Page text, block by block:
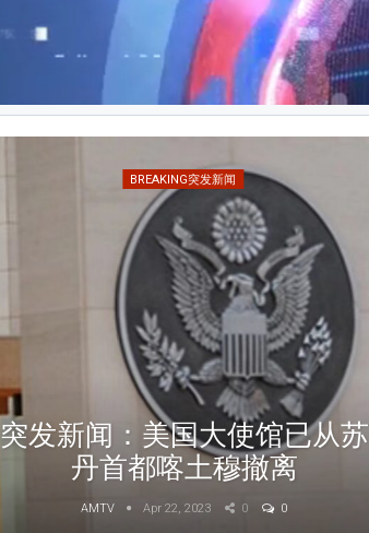
BREAKING突发新闻
突发新闻：美国大使馆已从苏
丹首都喀土穆撤离
AMTV Apr 22, 2023 0 0